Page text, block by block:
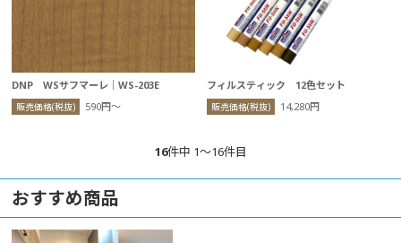
DNP WSサフマーレ｜WS-203E
販売価格(税抜) 590円〜
フィルスティック 12色セット
販売価格(税抜) 14,280円
16件中 1〜16件目
おすすめ商品